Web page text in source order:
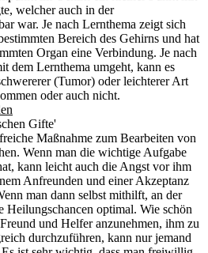
welcher auch in der
war. Je nach Lernthema zeigt sich
Bereich des Gehirns und hat
Organ eine Verbindung. Je nach
dem Lernthema umgeht, kann es
(Tumor) oder leichterer Art
oder auch nicht.
Gifte'
Maßnahme zum Bearbeiten von
Wenn man die wichtige Aufgabe
kann leicht auch die Angst vor ihm
Anfreunden und einer Akzeptanz
man dann selbst mithilft, an der
Heilungschancen optimal. Wie schön
und Helfer anzunehmen, ihm zu
durchzuführen, kann nur jemand